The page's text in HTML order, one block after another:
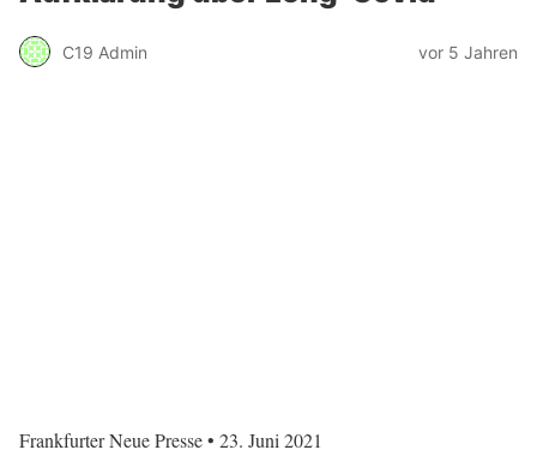
C19 Admin vor 5 Jahren
Frankfurter Neue Presse • 23. Juni 2021